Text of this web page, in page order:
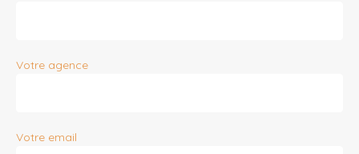
Votre agence
Votre email